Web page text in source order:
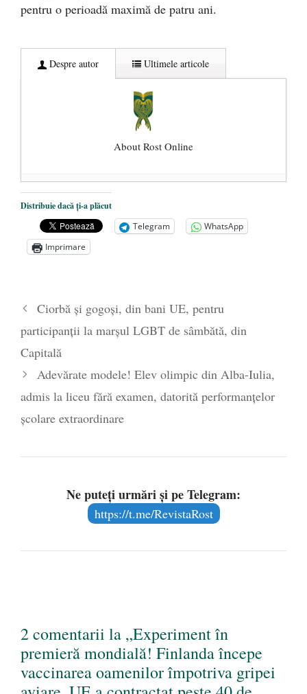
pentru o perioadă maximă de patru ani.
Despre autor Ultimele articole
About Rost Online
Dezvăluiri cutremurătoare despre
președintele Ucrainei, Volodymyr
Zelensky
- 13 mai 2026
Statul care servește Națiunea
poetului Octavian Goga, înlăturat din Iași
- 16 aprilie 2026
Distribuie dacă ți-a plăcut
Telegram
WhatsApp
Imprimare
Ciorbă și gogoși, din bani UE, pentru
participanții la marșul LGBT de sâmbătă, din
Capitală
Adevărate modele! Elev olimpic din Alba-Iulia,
admis la liceu fără examen, datorită performanțelor
școlare extraordinare
Ne puteți urmări și pe Telegram:
https://t.me/RevistaRost
2 comentarii la „Experiment în
premieră mondială! Finlanda începe
vaccinarea oamenilor împotriva gripei